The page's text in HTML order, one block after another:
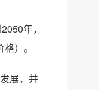
年，
）。
展，并